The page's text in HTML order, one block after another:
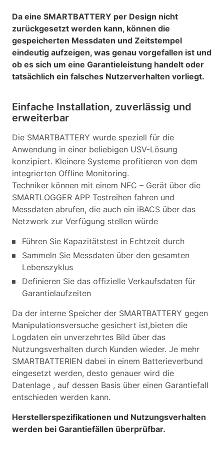
Da eine SMARTBATTERY per Design nicht
zurückgesetzt werden kann, können die
gespeicherten Messdaten und Zeitstempel
eindeutig aufzeigen, was genau vorgefallen ist und
ob es sich um eine Garantieleistung handelt oder
tatsächlich ein falsches Nutzerverhalten vorliegt.
Einfache Installation, zuverlässig und
erweiterbar
Die SMARTBATTERY wurde speziell für die
Anwendung in einer beliebigen USV-Lösung
konzipiert. Kleinere Systeme profitieren von dem
integrierten Offline Monitoring.
Techniker können mit einem NFC – Gerät über die
SMARTLOGGER APP Testreihen fahren und
Messdaten abrufen, die auch ein iBACS über das
Netzwerk zur Verfügung stellen würde
Führen Sie Kapazitätstest in Echtzeit durch
Sammeln Sie Messdaten über den gesamten
Lebenszyklus
Definieren Sie das offizielle Verkaufsdaten für
Garantielaufzeiten
Da der interne Speicher der SMARTBATTERY gegen
Manipulationsversuche gesichert ist,bieten die
Logdaten ein unverzehrtes Bild über das
Nutzungsverhalten durch Kunden wieder. Je mehr
SMARTBATTERIEN dabei in einem Batterieverbund
eingesetzt werden, desto genauer wird die
Datenlage , auf dessen Basis über einen Garantiefall
entschieden werden kann.
Herstellerspezifikationen und Nutzungsverhalten
werden bei Garantiefällen überprüfbar.